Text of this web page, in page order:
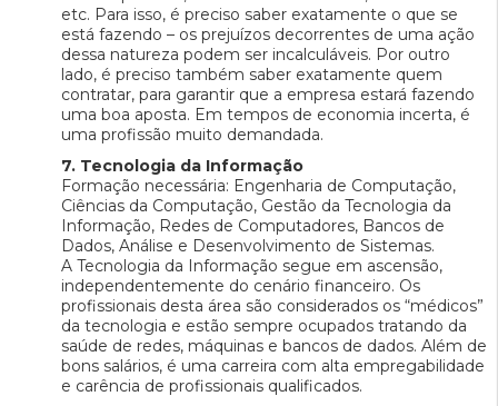
etc. Para isso, é preciso saber exatamente o que se
está fazendo – os prejuízos decorrentes de uma ação
dessa natureza podem ser incalculáveis. Por outro
lado, é preciso também saber exatamente quem
contratar, para garantir que a empresa estará fazendo
uma boa aposta. Em tempos de economia incerta, é
uma profissão muito demandada.
7. Tecnologia da Informação
Formação necessária: Engenharia de Computação,
Ciências da Computação, Gestão da Tecnologia da
Informação, Redes de Computadores, Bancos de
Dados, Análise e Desenvolvimento de Sistemas.
A Tecnologia da Informação segue em ascensão,
independentemente do cenário financeiro. Os
profissionais desta área são considerados os “médicos”
da tecnologia e estão sempre ocupados tratando da
saúde de redes, máquinas e bancos de dados. Além de
bons salários, é uma carreira com alta empregabilidade
e carência de profissionais qualificados.